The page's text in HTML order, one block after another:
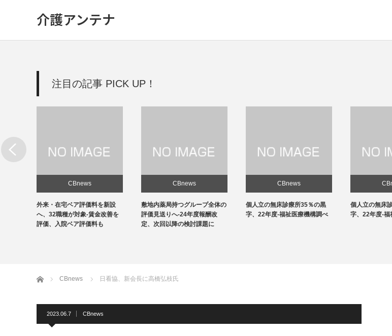
介護アンテナ
注目の記事 PICK UP！
CBnews
敷地内薬局持つグループ全体の
評価見送りへ-24年度報酬改
定、次回以降の検討課題に
CBnews
個人立の無床診療所35％の黒
字、22年度-福祉医療機構調べ
CBnews
個人立の無床診療所35％の黒
字、22年度-福祉医療機構調べ
感染対策向上
の協力体制を
ホーム CBnews 日看協、新会長に高橋弘枝氏
2023.06.7 CBnews